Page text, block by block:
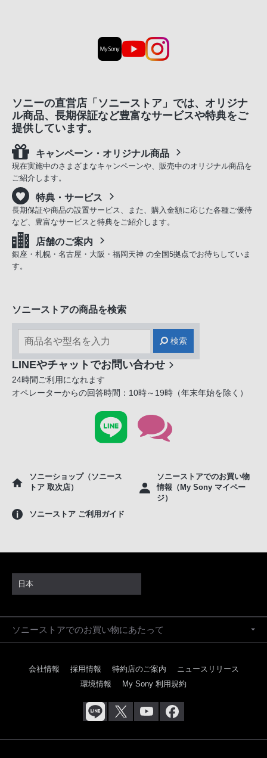
ソニーの直営店「ソニーストア」では、オリジナ
ル商品、長期保証など豊富なサービスや特典をご
提供しています。
キャンペーン・オリジナル商品
現在実施中のさまざまなキャンペーンや、販売中のオリジナル商品を
ご紹介します。
特典・サービス
長期保証や商品の設置サービス、また、購入金額に応じた各種ご優待
など、豊富なサービスと特典をご紹介します。
店舗のご案内
銀座・札幌・名古屋・大阪・福岡天神 の全国5拠点でお待ちしていま
す。
ソニーストアの商品を検索
検索
LINEやチャットでお問い合わせ
24時間ご利用になれます
オペレーターからの回答時間：10時～19時（年末年始を除く）
ソニーショップ（ソニース
トア 取次店）
ソニーストアでのお買い物
情報（My Sony マイペー
ジ）
ソニーストア ご利用ガイド
日本
ソニーストアでのお買い物にあたって
会社情報 採用情報 特約店のご案内
ニュースリリース
環境情報
My Sony 利用規約